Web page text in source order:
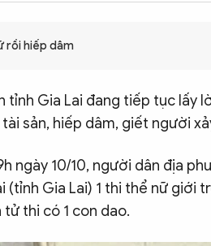
rồi hiếp dâm
tỉnh Gia Lai đang tiếp tục
sản, hiếp dâm, giết người
ngày 10/10, người dân địa
(tỉnh Gia Lai) 1 thi thể nữ
thi có 1 con dao.